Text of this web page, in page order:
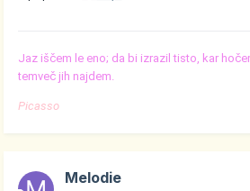
Jaz iščem le eno; da bi izrazil tisto, kar
temveč jih najdem.
Picasso
Melodie